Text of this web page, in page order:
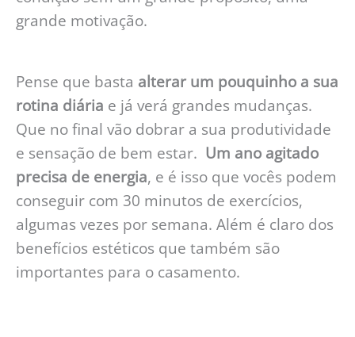
grande motivação.
Pense que basta alterar um pouquinho a sua
rotina diária e já verá grandes mudanças.
Que no final vão dobrar a sua produtividade
e sensação de bem estar. Um ano agitado
precisa de energia, e é isso que vocês podem
conseguir com 30 minutos de exercícios,
algumas vezes por semana. Além é claro dos
benefícios estéticos que também são
importantes para o casamento.